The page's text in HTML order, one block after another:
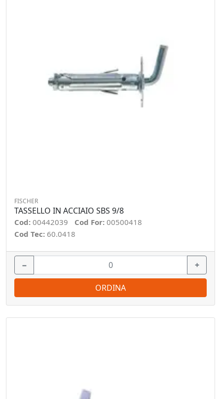
FISCHER
TASSELLO IN ACCIAIO SBS 9/8
Cod: 00442039 Cod For: 00500418
Cod Tec: 60.0418
− +
ORDINA